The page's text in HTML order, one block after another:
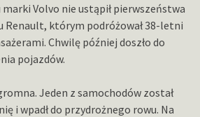
Volvo nie ustąpił pierwszeństwa
Renault, którym podróżował 38-letni
Chwilę później doszło do
pojazdów.
Jeden z samochodów został
i wpadł do przydrożnego rowu. Na